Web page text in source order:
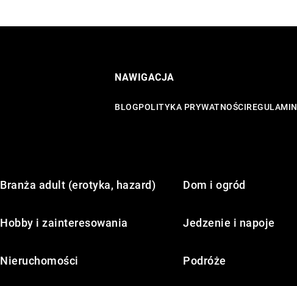
NAWIGACJA
BLOGPOLITYKA PRYWATNOŚCIREGULAMIN
Branża adult (erotyka, hazard) Dom i ogród
Hobby i zainteresowania Jedzenie i napoje
Nieruchomości Podróże